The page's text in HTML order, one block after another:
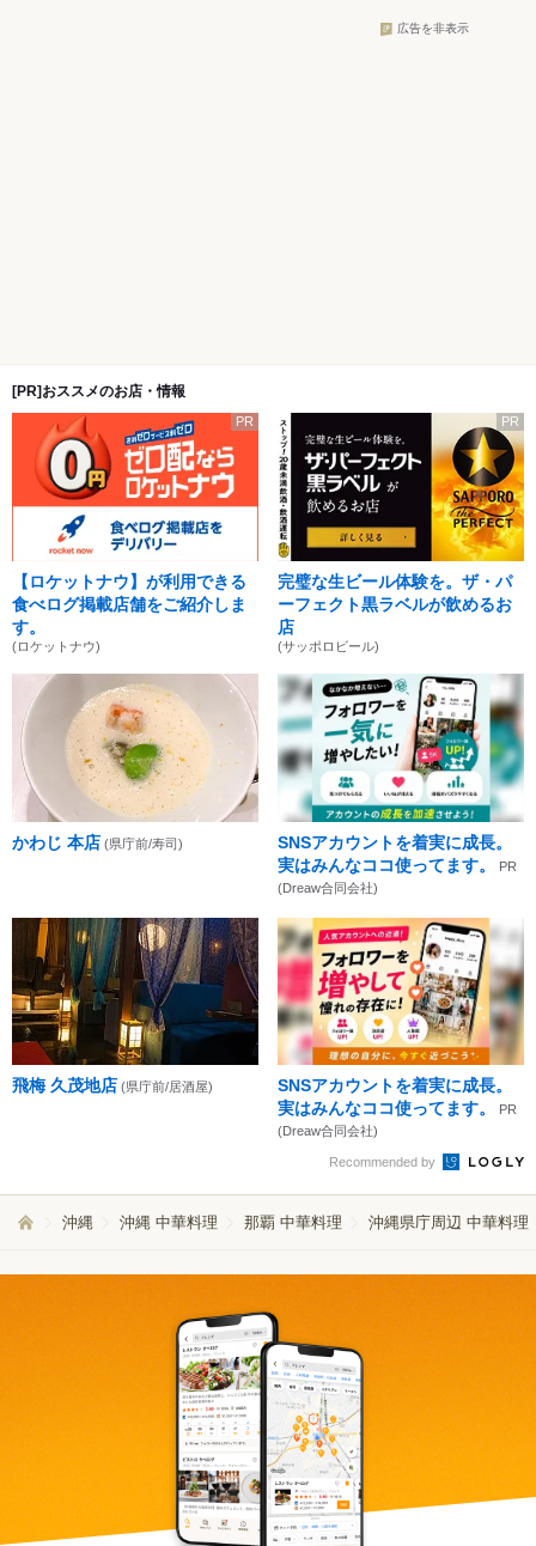
広告を非表示
[PR]おススメのお店・情報
PR
【ロケットナウ】が利用できる
食べログ掲載店舗をご紹介しま
す。
(ロケットナウ)
PR
完璧な生ビール体験を。ザ・パ
ーフェクト黒ラベルが飲めるお
店
(サッポロビール)
かわじ 本店 (県庁前/寿司)
SNSアカウントを着実に成長。
実はみんなココ使ってます。
PR
(Dreaw合同会社)
飛梅 久茂地店 (県庁前/居酒屋)
SNSアカウントを着実に成長。
実はみんなココ使ってます。
PR
(Dreaw合同会社)
Recommended by
沖縄 沖縄 中華料理 那覇 中華料理 沖縄県庁周辺 中華料理